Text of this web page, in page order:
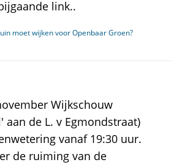
link..
moet wijken voor Openbaar Groen?
Wijkschouw
aan de L. v Egmondstraat)
vanaf 19:30 uur.
de ruiming van de